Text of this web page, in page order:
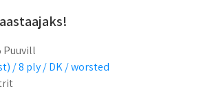
Puuvill
/ 8 ply / DK / worsted